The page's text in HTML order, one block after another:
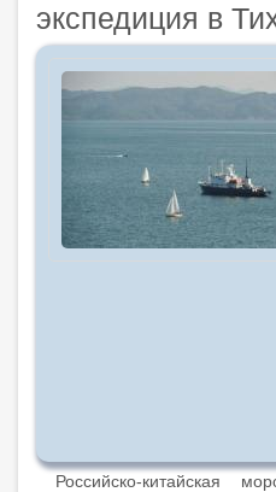
экспедиция в
Российско-китайская